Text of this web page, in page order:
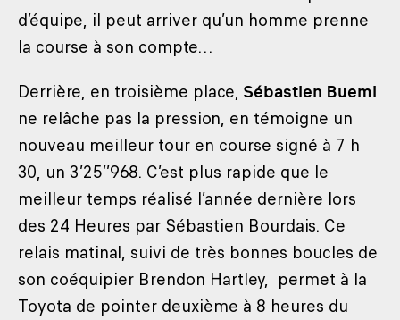
d’équipe, il peut arriver qu’un homme prenne
la course à son compte…
Derrière, en troisième place, Sébastien Buemi
ne relâche pas la pression, en témoigne un
nouveau meilleur tour en course signé à 7 h
30, un 3’25’’968. C’est plus rapide que le
meilleur temps réalisé l’année dernière lors
des 24 Heures par Sébastien Bourdais. Ce
relais matinal, suivi de très bonnes boucles de
son coéquipier Brendon Hartley, permet à la
Toyota de pointer deuxième à 8 heures du